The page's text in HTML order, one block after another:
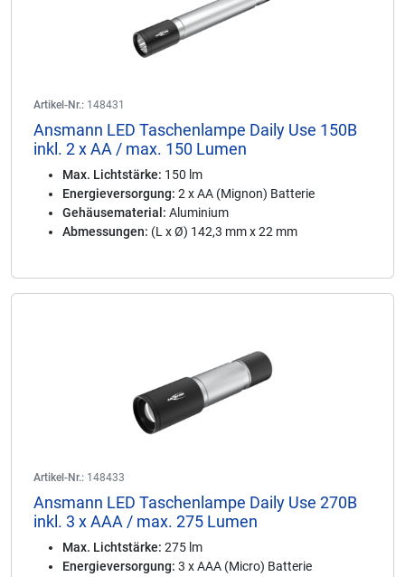
Artikel-Nr.: 148431
Ansmann LED Taschenlampe Daily Use 150B
inkl. 2 x AA / max. 150 Lumen
Max. Lichtstärke: 150 lm
Energieversorgung: 2 x AA (Mignon) Batterie
Gehäusematerial: Aluminium
Abmessungen: (L x Ø) 142,3 mm x 22 mm
Artikel-Nr.: 148433
Ansmann LED Taschenlampe Daily Use 270B
inkl. 3 x AAA / max. 275 Lumen
Max. Lichtstärke: 275 lm
Energieversorgung: 3 x AAA (Micro) Batterie